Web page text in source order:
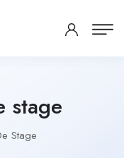
stage
Stage